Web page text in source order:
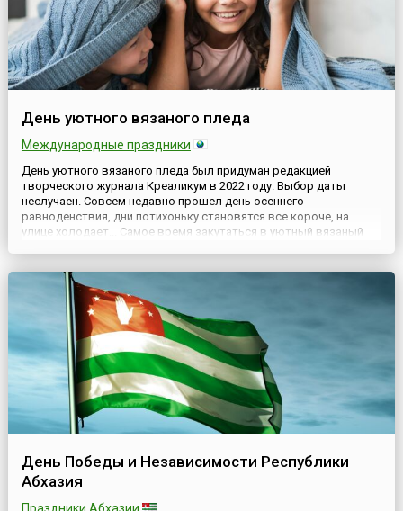
День уютного вязаного пледа
Международные праздники
День уютного вязаного пледа был придуман редакцией
творческого журнала Креаликум в 2022 году. Выбор даты
неслучаен. Совсем недавно прошел день осеннего
равноденствия, дни потихоньку становятся все короче, на
улице холодает... Самое время закутаться в уютный вязаный
замедлиться, обустрои...
День Победы и Независимости Республики
Абхазия